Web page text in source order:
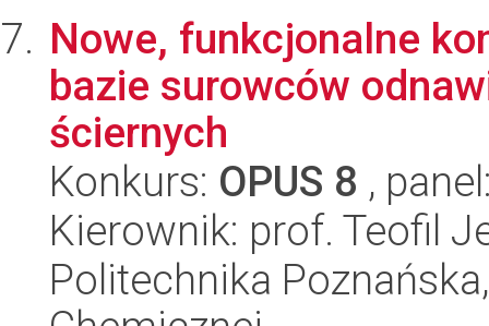
Nowe, funkcjonalne
bazie surowców
ściernych
Konkurs: OPUS 8 ,
Kierownik: prof. Teofil
Politechnika